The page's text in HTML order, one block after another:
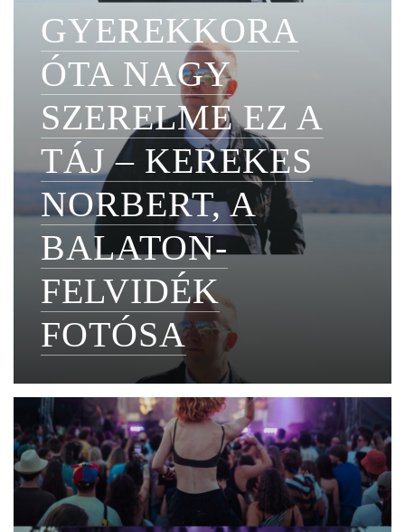
GYEREKKORA
ÓTA NAGY
SZERELME EZ A
TÁJ – KEREKES
NORBERT, A
BALATON-
FELVIDÉK
FOTÓSA